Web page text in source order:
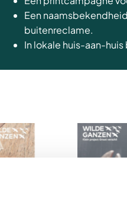
Een
buitenreclame.
In lokale huis-aan-